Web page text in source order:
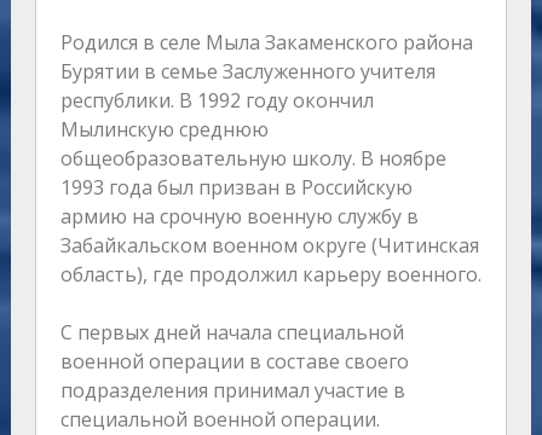
Родился в селе Мыла Закаменского района
Бурятии в семье Заслуженного учителя
республики. В 1992 году окончил
Мылинскую среднюю
общеобразовательную школу. В ноябре
1993 года был призван в Российскую
армию на срочную военную службу в
Забайкальском военном округе (Читинская
область), где продолжил карьеру военного.
С первых дней начала специальной
военной операции в составе своего
подразделения принимал участие в
специальной военной операции.